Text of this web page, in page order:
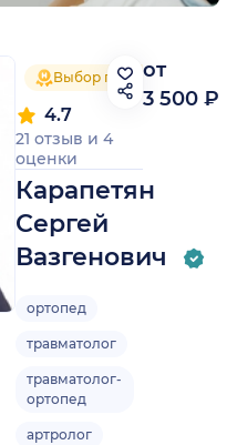
Выбор пациентов 2025
Карапетян
Сергей
Вазгенович
4.7
21 отзыв и 4
оценки
ортопед
травматолог
травматолог-
ортопед
артролог
от
3 500 ₽